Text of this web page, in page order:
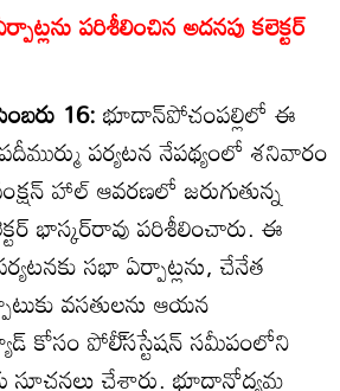
పరిశీలించిన అదనపు కలెక్టర్‌
16:భూదాన్‌పోచంపల్లిలో ఈ
పర్యటన నేపథ్యంలో శనివారం
హాల్‌ ఆవరణలో జరుగుతున్న
భాస్కర్‌రావు పరిశీలించారు. ఈ
సభా ఏర్పాట్లను, చేనేత
వసతులను ఆయన
కోసం పోలీ్‌సస్టేషన్‌ సమీపంలోని
సూచనలు చేశారు. భూదానోద్యమ